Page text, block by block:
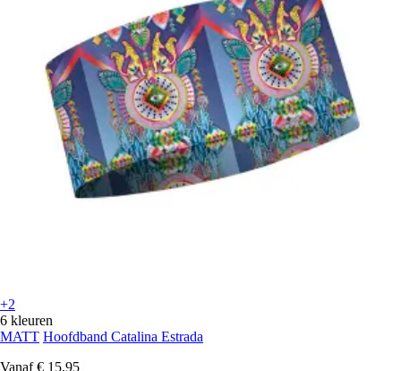
+2
6 kleuren
MATT Hoofdband Catalina Estrada
Vanaf € 15,95